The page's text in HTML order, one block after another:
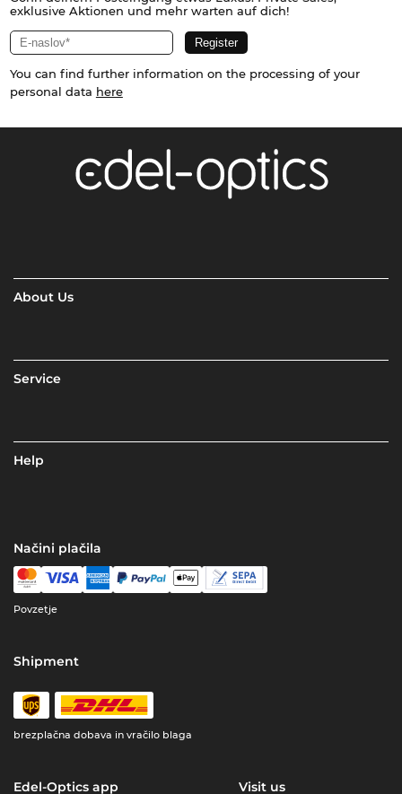
exklusive Aktionen und mehr warten auf dich!
You can find further information on the processing of your
personal data here
About Us
Service
Help
Načini plačila
Povzetje
Shipment
brezplačna dobava in vračilo blaga
Edel-Optics app Visit us